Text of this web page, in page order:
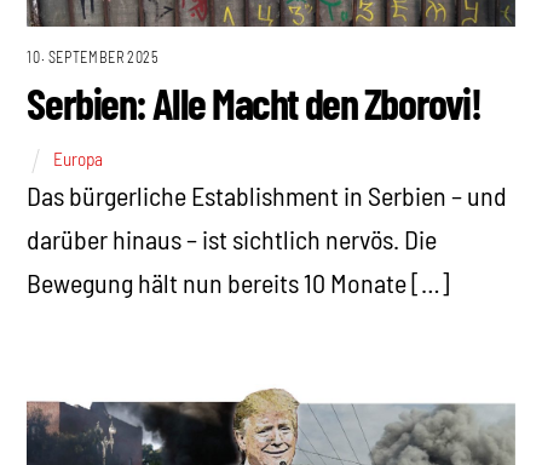
10. SEPTEMBER 2025
Serbien: Alle Macht den Zborovi!
Europa
Das bürgerliche Establishment in Serbien – und
darüber hinaus – ist sichtlich nervös. Die
Bewegung hält nun bereits 10 Monate […]